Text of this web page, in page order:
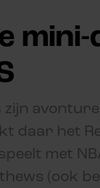
daar het
met
(ook